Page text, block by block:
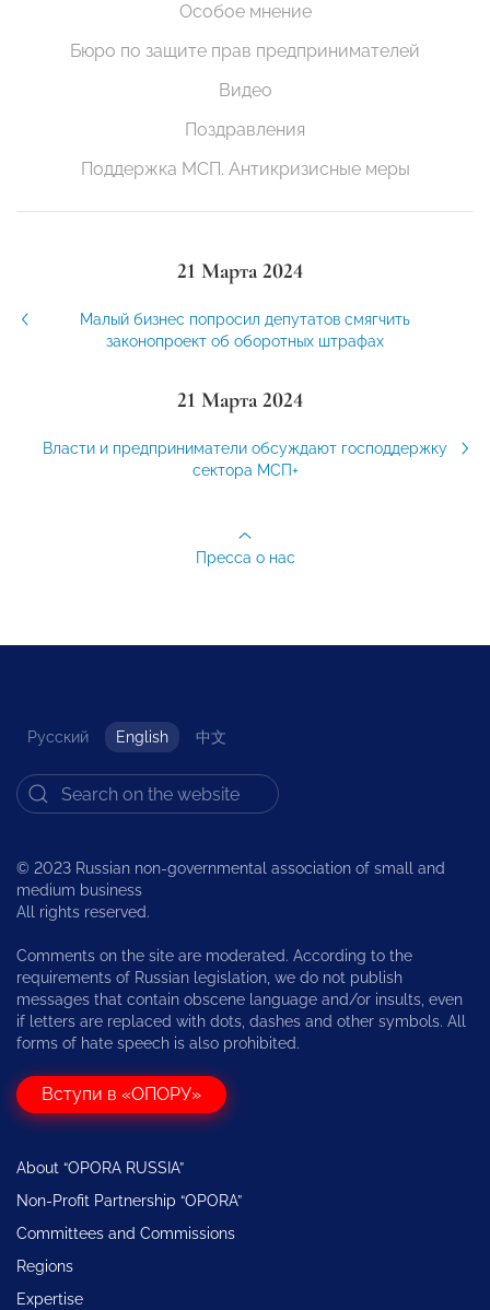
Особое мнение
Бюро по защите прав предпринимателей
Видео
Поздравления
Поддержка МСП. Антикризисные меры
21 Марта 2024
Малый бизнес попросил депутатов смягчить
законопроект об оборотных штрафах
21 Марта 2024
Власти и предприниматели обсуждают господдержку
сектора МСП+
Пресса о нас
Русский English 中文
© 2023 Russian non-governmental association of small and
medium business
All rights reserved.
Comments on the site are moderated. According to the
requirements of Russian legislation, we do not publish
messages that contain obscene language and/or insults, even
if letters are replaced with dots, dashes and other symbols. All
forms of hate speech is also prohibited.
Вступи в «ОПОРУ»
About “OPORA RUSSIA”
Non-Profit Partnership “OPORA”
Committees and Commissions
Regions
Expertise